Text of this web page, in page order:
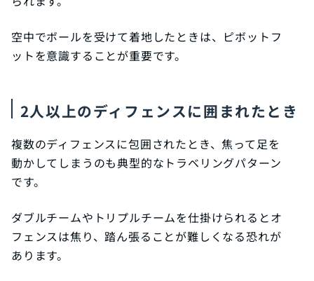
空中でボールを受けて着地したときは、ピボットフ
ットを意識することが重要です。
2人以上のディフェンスに囲まれたとき
複数のディフェンスに包囲されたとき、焦って足を
動かしてしまうのも典型的なトラベリングパターン
です。
ダブルチームやトリプルチームを仕掛けられるとオ
フェンスは焦り、踏ん張ることが難しくなる恐れが
あります。